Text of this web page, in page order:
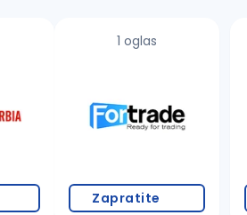
1 oglas
Zapratite